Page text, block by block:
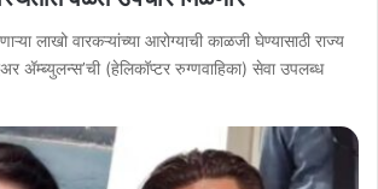
लाखो वारकऱ्यांच्या आरोग्याची काळजी घेण्यासाठी राज्य
ॲम्ब्युलन्स’ची (हेलिकॉप्टर रुग्णवाहिका) सेवा उपलब्ध